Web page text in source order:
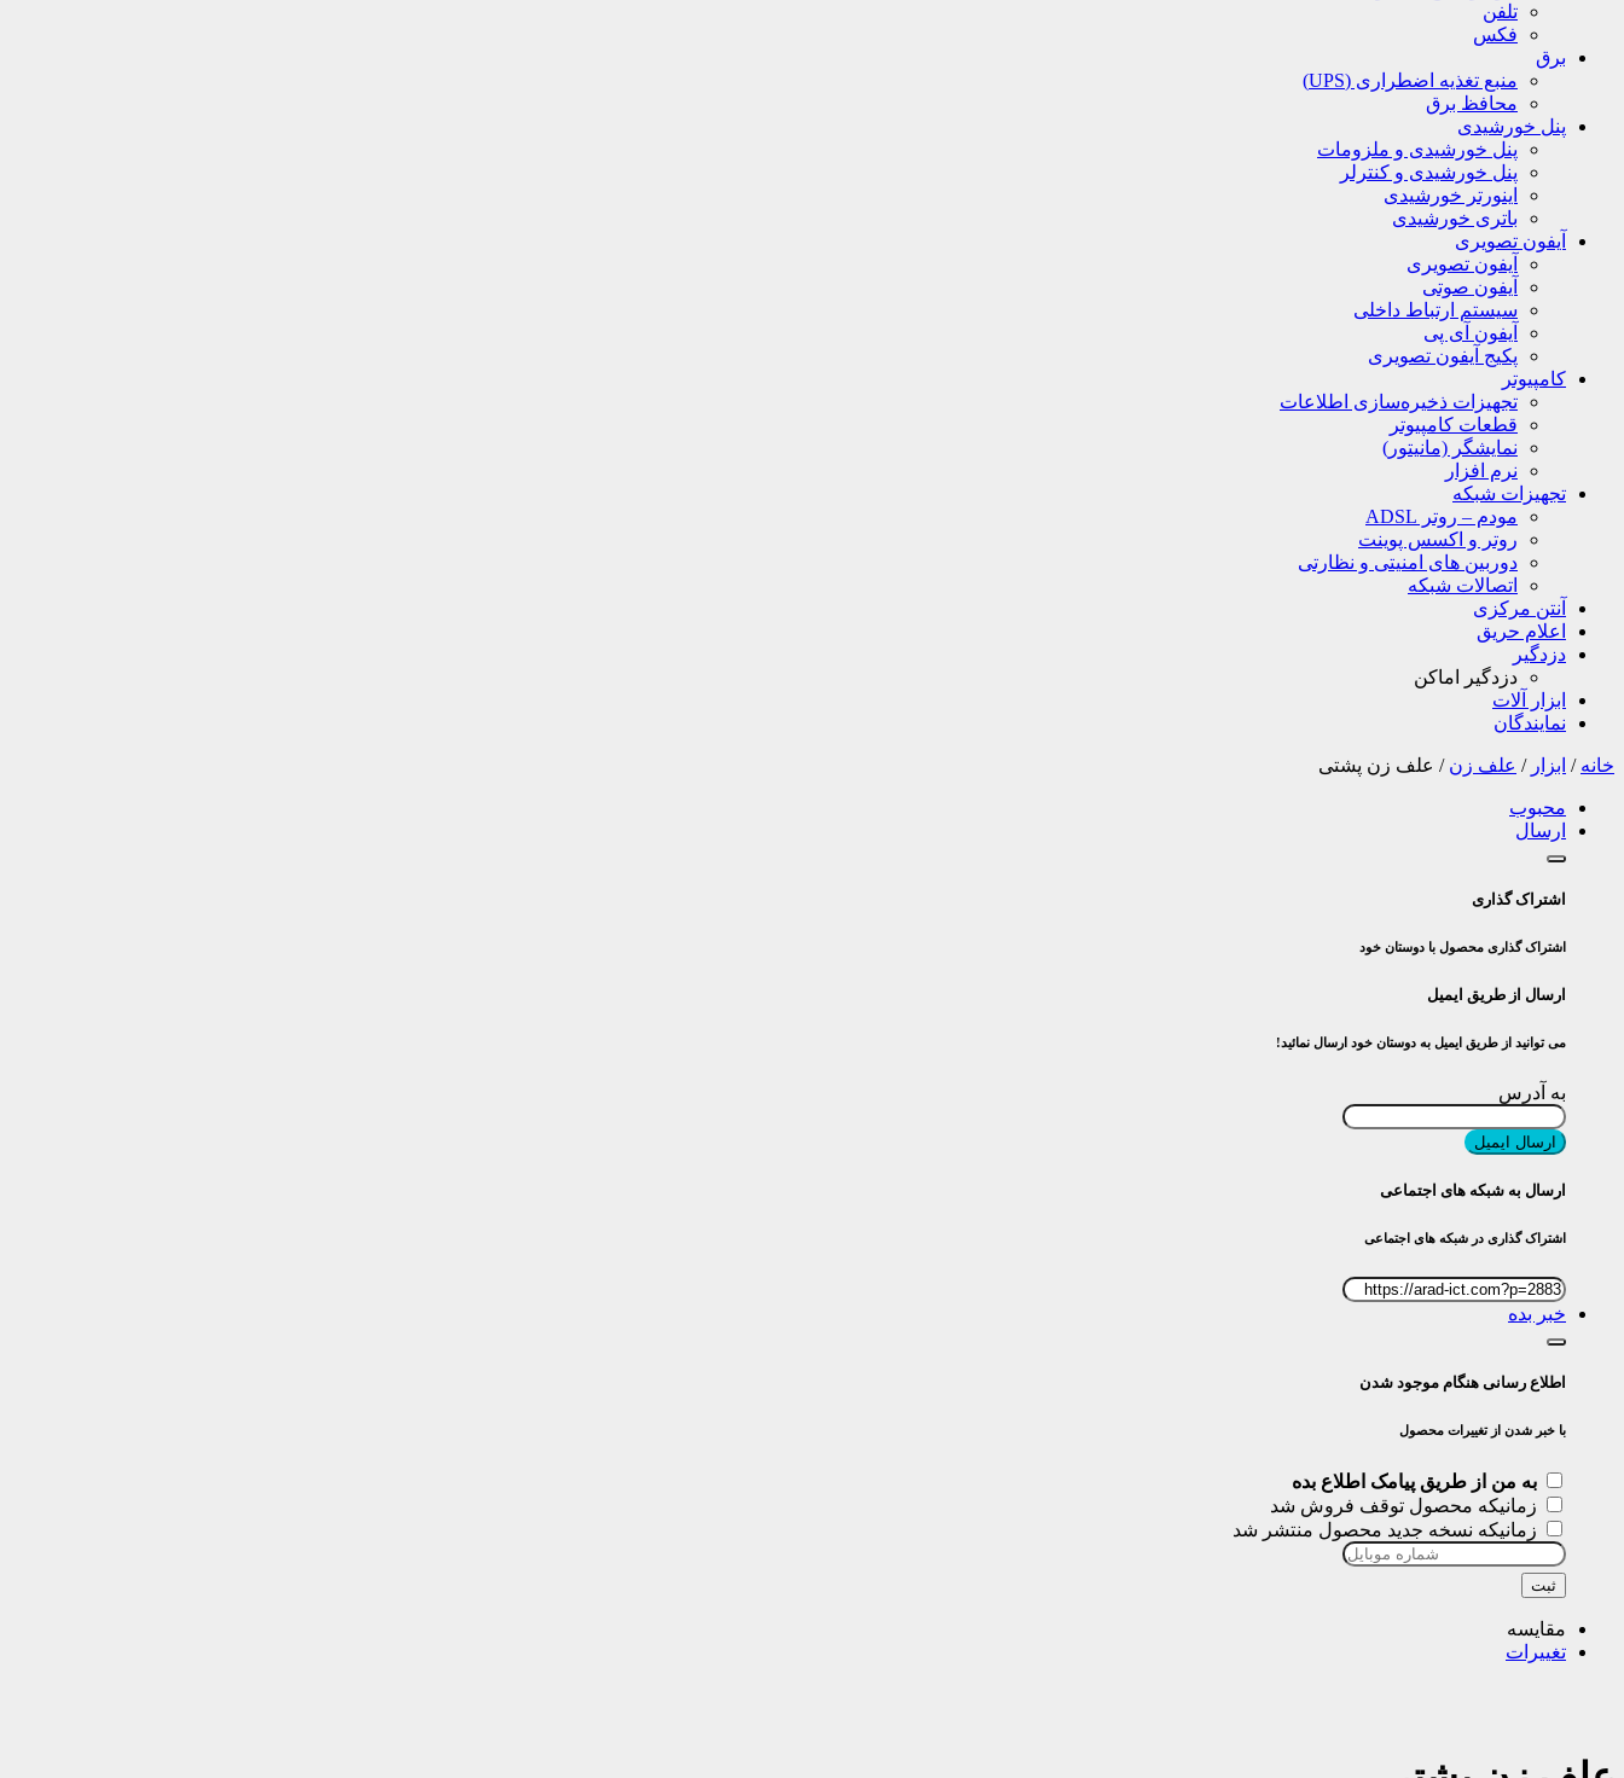
تلفن
فکس
برق
منبع تغذیه اضطراری (UPS)
محافظ برق
پنل خورشیدی
پنل خورشیدی و ملزومات
پنل خورشیدی و کنترلر
اینورتر خورشیدی
باتری خورشیدی
آیفون تصویری
آیفون تصویری
آیفون صوتی
سیستم ارتباط داخلی
آیفون آی پی
پکیج آیفون تصویری
کامپیوتر
تجهیزات ذخیره‌سازی اطلاعات
قطعات کامپیوتر
نمایشگر (مانیتور)
نرم افزار
تجهیزات شبکه
مودم – روتر ADSL
روتر و اکسس پوینت
دوربین های امنیتی و نظارتی
اتصالات شبکه
آنتن مرکزی
اعلام حریق
دزدگیر
دزدگیر اماکن
ابزار آلات
نمایندگان
خانه / ابزار / علف زن / علف زن پشتی
محبوب
ارسال
اشتراک گذاری
اشتراک گذاری محصول با دوستان خود
ارسال از طریق ایمیل
می توانید از طریق ایمیل به دوستان خود ارسال نمائید!
به آدرس
ارسال ایمیل
ارسال به شبکه های اجتماعی
اشتراک گذاری در شبکه های اجتماعی
خبر بده
اطلاع رسانی هنگام موجود شدن
با خبر شدن از تغییرات محصول
به من از طریق پیامک اطلاع بده
زمانیکه محصول توقف فروش شد
زمانیکه نسخه جدید محصول منتشر شد
ثبت
مقایسه
تغییرات